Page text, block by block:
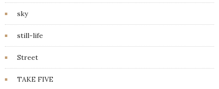
sky
still-life
Street
TAKE FIVE